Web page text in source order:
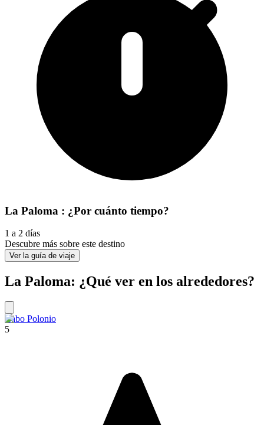
La Paloma : ¿Por cuánto tiempo?
1 a 2 días
Descubre más sobre este destino
Ver la guía de viaje
La Paloma: ¿Qué ver en los alrededores?
Cabo Polonio
5